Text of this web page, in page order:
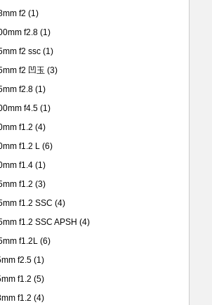
f2 (1)
f2.8 (1)
f2 ssc (1)
f2 凹玉 (3)
f2.8 (1)
f4.5 (1)
f1.2 (4)
f1.2 L (6)
f1.4 (1)
f1.2 (3)
f1.2 SSC (4)
f1.2 SSC APSH (4)
f1.2L (6)
f2.5 (1)
f1.2 (5)
f1.2 (4)